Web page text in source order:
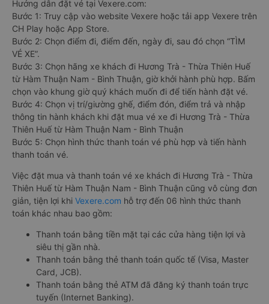
Hướng dẫn đặt vé tại Vexere.com:
Bước 1: Truy cập vào website Vexere hoặc tải app Vexere trên
CH Play hoặc App Store.
Bước 2: Chọn điểm đi, điểm đến, ngày đi, sau đó chọn “TÌM
VÉ XE”.
Bước 3: Chọn hãng xe khách đi Hương Trà - Thừa Thiên Huế
từ Hàm Thuận Nam - Bình Thuận, giờ khởi hành phù hợp. Bấm
chọn vào khung giờ quý khách muốn đi để tiến hành đặt vé.
Bước 4: Chọn vị trí/giường ghế, điểm đón, điểm trả và nhập
thông tin hành khách khi đặt mua vé xe đi Hương Trà - Thừa
Thiên Huế từ Hàm Thuận Nam - Bình Thuận
Bước 5: Chọn hình thức thanh toán vé phù hợp và tiến hành
thanh toán vé.
Việc đặt mua và thanh toán vé xe khách đi Hương Trà - Thừa
Thiên Huế từ Hàm Thuận Nam - Bình Thuận cũng vô cùng đơn
giản, tiện lợi khi Vexere.com hỗ trợ đến 06 hình thức thanh
toán khác nhau bao gồm:
Thanh toán bằng tiền mặt tại các cửa hàng tiện lợi và
siêu thị gần nhà.
Thanh toán bằng thẻ thanh toán quốc tế (Visa, Master
Card, JCB).
Thanh toán bằng thẻ ATM đã đăng ký thanh toán trực
tuyến (Internet Banking).